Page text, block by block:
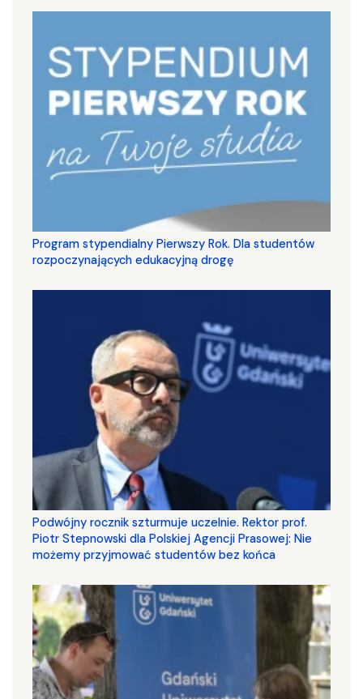
Program stypendialny Pierwszy Rok. Dla studentów
rozpoczynających edukacyjną drogę
Podwójny rocznik szturmuje uczelnie. Rektor prof.
Piotr Stepnowski dla Polskiej Agencji Prasowej: Nie
możemy przyjmować studentów bez końca